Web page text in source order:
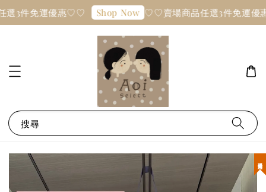
3件免運優惠♡♡ Shop Now ♡♡賣場商品任選3件免運優
搜尋